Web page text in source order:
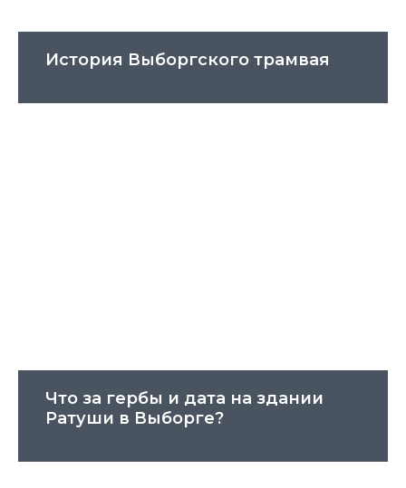
История Выборгского трамвая
Что за гербы и дата на здании
Ратуши в Выборге?